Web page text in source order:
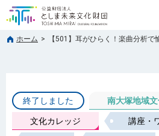
ホーム > 【501】耳がひらく！楽曲分析で
終了しました 南大塚地域
文化カレッジ 講座・